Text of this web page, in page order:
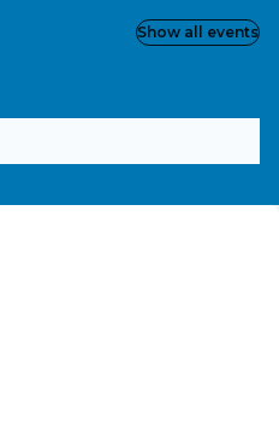
Show all events